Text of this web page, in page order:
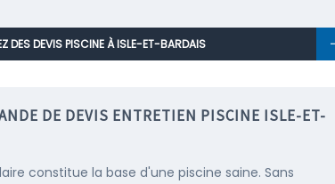
DES DEVIS PISCINE À ISLE-ET-BARDAIS
DE DEVIS ENTRETIEN PISCINE ISLE-ET-
constitue la base d'une piscine saine. Sans